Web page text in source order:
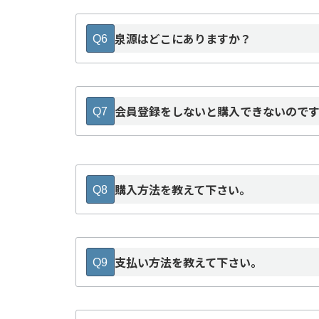
Q6 泉源はどこにありますか？
Q7 会員登録をしないと購入できないので
Q8
購入方法を教えて下さい。
商品一覧
工場のドライブスルー
Q9 支払い方法を教えて下さい。